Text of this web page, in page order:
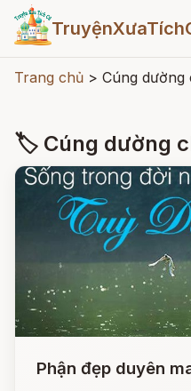
Trang chủ > Cúng dường
🏷 Cúng dường
Phận đẹp duyên